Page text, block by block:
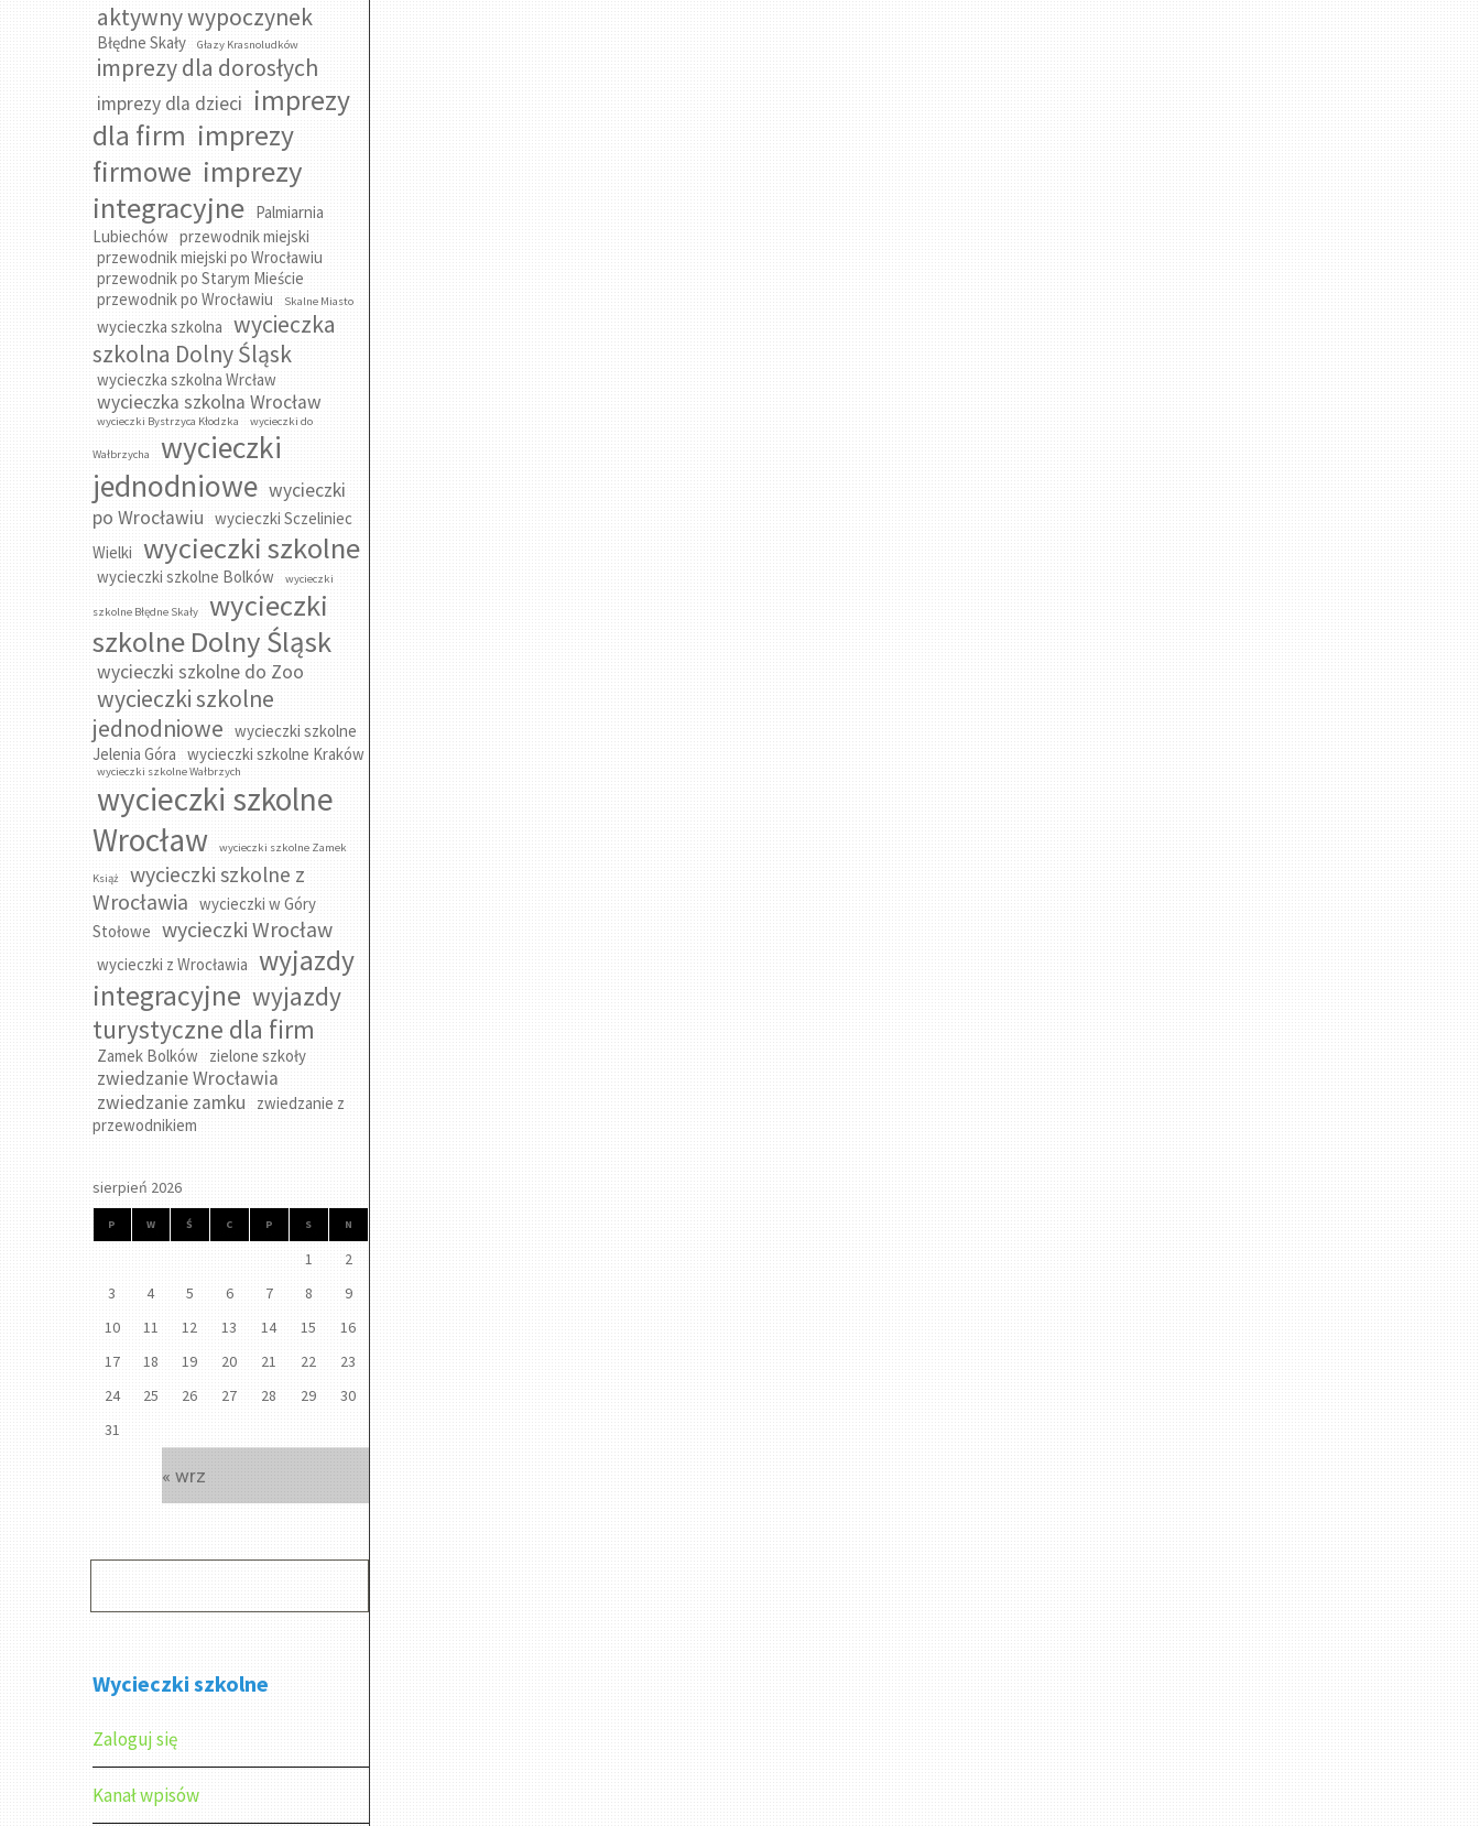
aktywny wypoczynek
Błędne Skały Głazy Krasnoludków
imprezy dla dorosłych
imprezy dla dzieci imprezy
dla firm imprezy
firmowe imprezy
integracyjne Palmiarnia
Lubiechów przewodnik miejski
przewodnik miejski po Wrocławiu
przewodnik po Starym Mieście
przewodnik po Wrocławiu
Skalne Miasto
wycieczka szkolna wycieczka
szkolna Dolny Śląsk
wycieczka szkolna Wrcław
wycieczka szkolna Wrocław
wycieczki Bystrzyca Kłodzka wycieczki do
Wałbrzycha
wycieczki
jednodniowe wycieczki
po Wrocławiu wycieczki Sczeliniec
Wielki wycieczki szkolne
wycieczki szkolne Bolków wycieczki
szkolne Błędne Skały
wycieczki
szkolne Dolny Śląsk
wycieczki szkolne do Zoo
wycieczki szkolne
jednodniowe wycieczki szkolne
Jelenia Góra wycieczki szkolne Kraków
wycieczki szkolne Wałbrzych
wycieczki szkolne
Wrocław
wycieczki szkolne Zamek
Książ
wycieczki szkolne z
Wrocławia wycieczki w Góry
Stołowe wycieczki Wrocław
wycieczki z Wrocławia wyjazdy
integracyjne wyjazdy
turystyczne dla firm
Zamek Bolków zielone szkoły
zwiedzanie Wrocławia
zwiedzanie zamku
zwiedzanie z
przewodnikiem
sierpień 2026
P W Ś C P S N
1
2
3
4 5 6 7 8
9
10
11 12 13 14 15
16
17
18 19 20 21 22
23
24
25 26 27 28 29
30
31
« wrz
Wycieczki szkolne
Zaloguj się
Kanał wpisów